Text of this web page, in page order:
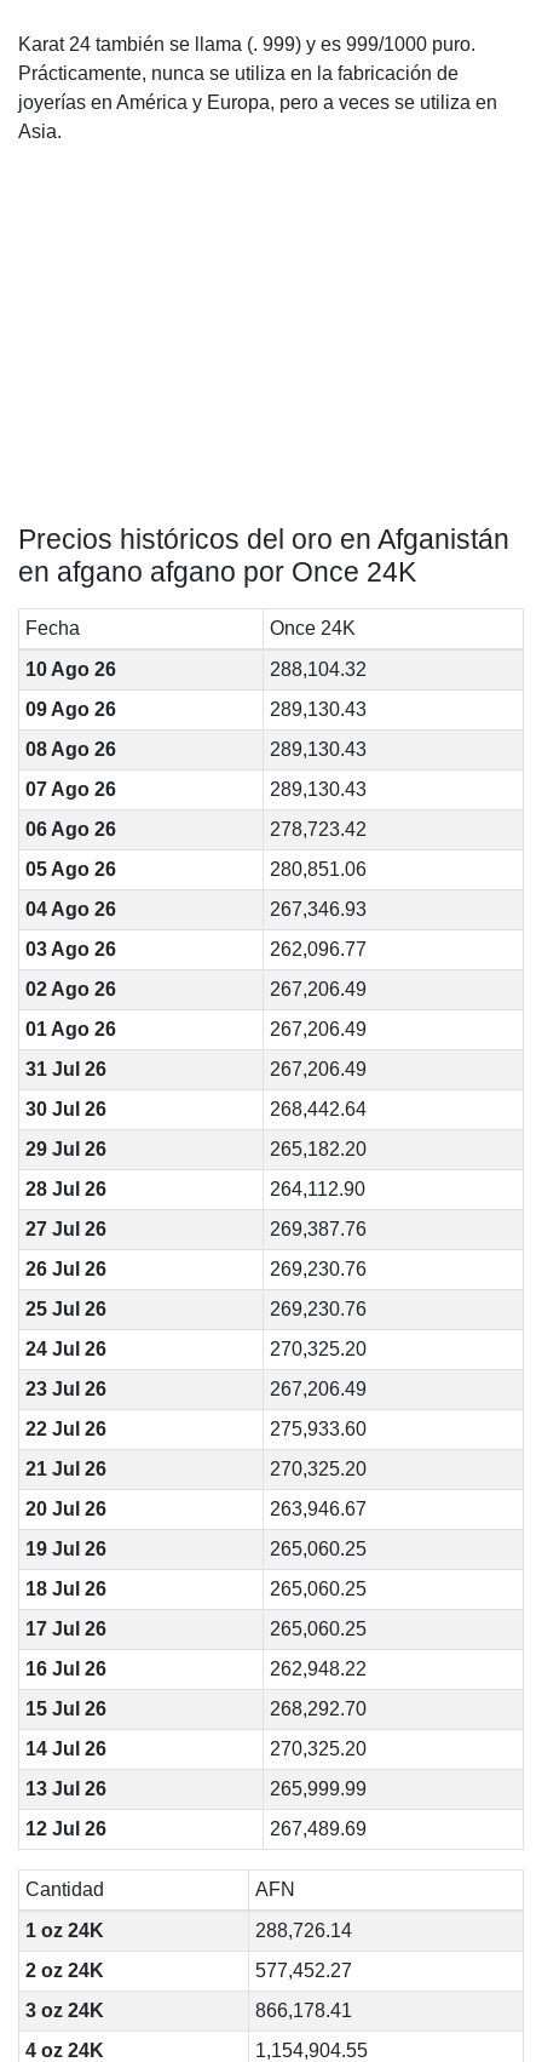
Karat 24 también se llama (. 999) y es 999/1000 puro.
Prácticamente, nunca se utiliza en la fabricación de
joyerías en América y Europa, pero a veces se utiliza en
Asia.
Precios históricos del oro en Afganistán
en afgano afgano por Once 24K
Fecha
Once 24K
10 Ago 26
288,104.32
09 Ago 26
289,130.43
08 Ago 26
289,130.43
07 Ago 26
289,130.43
06 Ago 26
278,723.42
05 Ago 26
280,851.06
04 Ago 26
267,346.93
03 Ago 26
262,096.77
02 Ago 26
267,206.49
01 Ago 26
267,206.49
31 Jul 26
267,206.49
30 Jul 26
268,442.64
29 Jul 26
265,182.20
28 Jul 26
264,112.90
27 Jul 26
269,387.76
26 Jul 26
269,230.76
25 Jul 26
269,230.76
24 Jul 26
270,325.20
23 Jul 26
267,206.49
22 Jul 26
275,933.60
21 Jul 26
270,325.20
20 Jul 26
263,946.67
19 Jul 26
265,060.25
18 Jul 26
265,060.25
17 Jul 26
265,060.25
16 Jul 26
262,948.22
15 Jul 26
268,292.70
14 Jul 26
270,325.20
13 Jul 26
265,999.99
12 Jul 26
267,489.69
Cantidad
AFN
1 oz 24K
288,726.14
2 oz 24K
577,452.27
3 oz 24K
866,178.41
4 oz 24K
1,154,904.55